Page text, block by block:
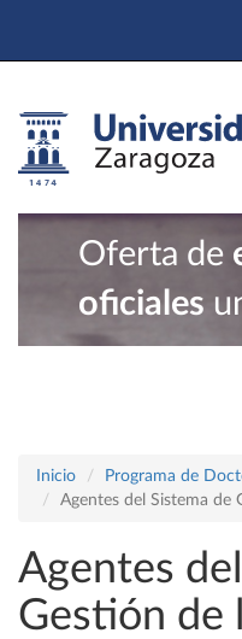
Oferta de
oficiales
Inicio
Programa de
Agentes del Sistema de
Agentes
Gestión de